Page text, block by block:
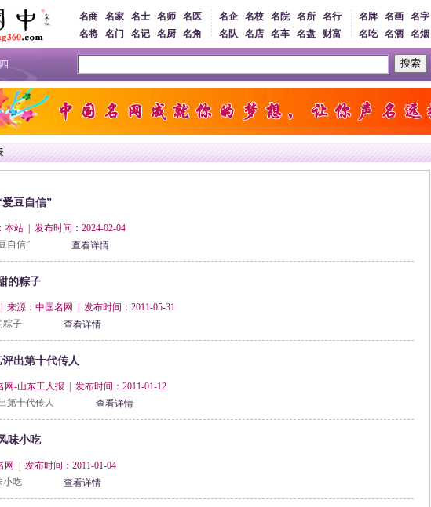
名商 名家 名士 名师
名医
名将
名门 名记 名厨 名角
名企 名校 名院 名所
名行
名队
名店 名车 名盘 财富
名牌 名画 名字
名吃
名酒 名烟
搜索
豆自信”
站 | 发布时间：2024-02-04
自信”
查看详情
的粽子
来源：中国名网 | 发布时间：2011-05-31
粽子
查看详情
出第十代传人
-山东工人报 | 发布时间：2011-01-12
第十代传人
查看详情
味小吃
| 发布时间：2011-01-04
小吃
查看详情